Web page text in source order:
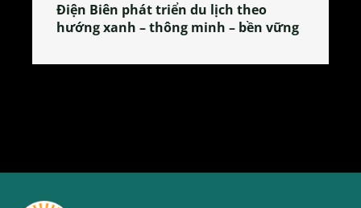
Làng làm bánh tẻ Phú Nhi – nơi lan
tỏa đặc sản xứ Đoài